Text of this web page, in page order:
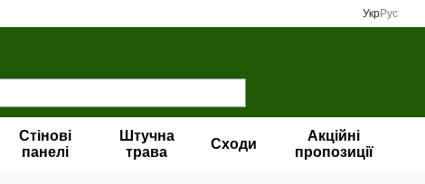
УкрРус
Стінові
панелі
Штучна
трава
Сходи
Акційні
пропозиції